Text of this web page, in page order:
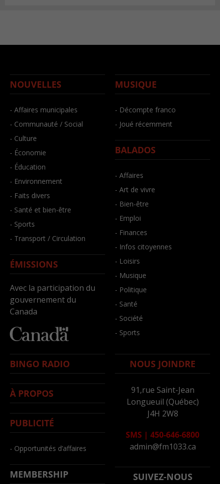
NOUVELLES
- Affaires municipales
- Communauté / Social
- Culture
- Économie
- Éducation
- Environnement
- Faits divers
- Santé et bien-être
- Sports
- Transport / Circulation
ÉMISSIONS
Avec la participation du
gouvernement du
Canada
MUSIQUE
- Décompte franco
- Joué récemment
BALADOS
- Affaires
- Art de vivre
- Bien-être
- Emploi
- Finances
- Infos citoyennes
- Loisirs
- Musique
- Politique
- Santé
- Société
- Sports
BINGO RADIO
À PROPOS
PUBLICITÉ
- Opportunités d’affaires
MEMBERSHIP
NOUS JOINDRE
91,rue Saint-Jean
Longueuil (Québec)
J4H 2W8
SMS | 450-646-6800
admin@fm1033.ca
SUIVEZ-NOUS